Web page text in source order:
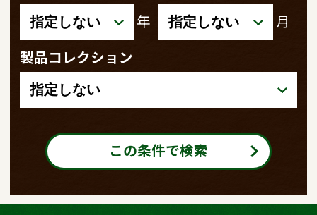
年
月
製品コレクション
この条件で検索